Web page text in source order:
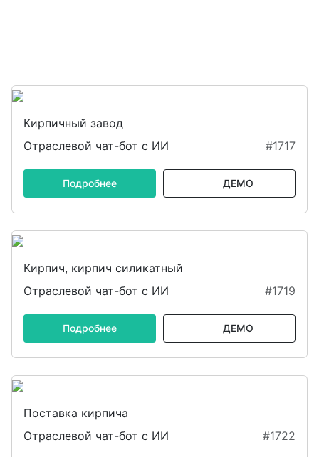
Кирпичный завод
Отраслевой чат-бот с ИИ
#1717
Подробнее ДЕМО
Кирпич, кирпич силикатный
Отраслевой чат-бот с ИИ
#1719
Подробнее ДЕМО
Поставка кирпича
Отраслевой чат-бот с ИИ
#1722